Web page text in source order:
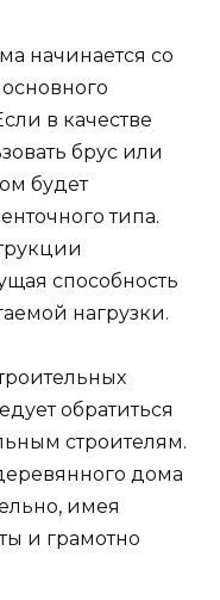
начинается со
в качестве
брус или
будет
типа.
способность
нагрузки.
обратиться
строителям.
дома
имея
и грамотно